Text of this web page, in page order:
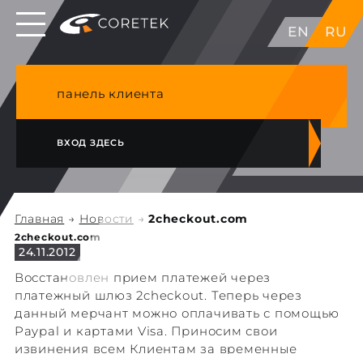
EN RU
Выделенные серверы в ЕС, Японии, ГК, США
NVME VPS & cPanel премиум хостинг в
панель клиента
ВХОД ЗДЕСЬ
Главная → Новости → 2checkout.com
2checkout.com
24.11.2012
Восстановлен прием платежей через
платежный шлюз 2checkout. Теперь через
данный мерчант можно оплачивать с помощью
Paypal и картами Visa. Приносим свои
извинения всем Клиентам за временные